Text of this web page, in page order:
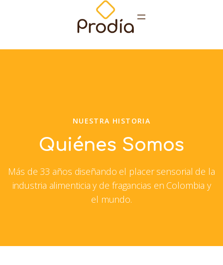
NUESTRA HISTORIA
Quiénes Somos
Más de 33 años diseñando el placer sensorial de la
industria alimenticia y de fragancias en Colombia y
el mundo.